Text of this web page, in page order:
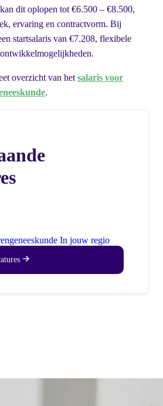
dit oplopen tot €6.500 – €8.500,
ervaring en contractvorm. Bij
startsalaris van €7.208, flexibele
overzicht van het salaris voor
.
In jouw regio